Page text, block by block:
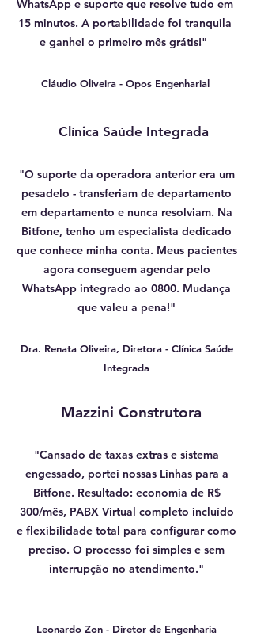
WhatsApp e suporte que resolve tudo em
15 minutos. A portabilidade foi tranquila
e ganhei o primeiro mês grátis!"
Cláudio Oliveira - Opos Engenharial
Clínica Saúde Integrada
"O suporte da operadora anterior era um
pesadelo - transferiam de departamento
em departamento e nunca resolviam. Na
Bitfone, tenho um especialista dedicado
que conhece minha conta. Meus pacientes
agora conseguem agendar pelo
WhatsApp integrado ao 0800. Mudança
que valeu a pena!"
Dra. Renata Oliveira, Diretora - Clínica Saúde
Integrada
Mazzini Construtora
"Cansado de taxas extras e sistema
engessado, portei nossas Linhas para a
Bitfone. Resultado: economia de R$
300/mês, PABX Virtual completo incluído
e flexibilidade total para configurar como
preciso. O processo foi simples e sem
interrupção no atendimento."
Leonardo Zon - Diretor de Engenharia